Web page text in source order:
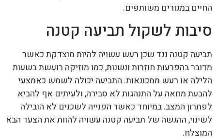
החיים במגורים משותפים.
סיבות לשקול תביעה קטנה
תביעה קטנה נגד שכן רעש עשויה להיות מוצדקת כאשר
מדובר בהפרעות חוזרות ונשנות, כמו מוזיקה רועשת בשעות
הלילה או רעש ממכונאות. התביעה יכולה לשמש כאמצעי
להבעת מחאה על התנהגות לא סבירה, ולעיתים אף להביא
לפתרון המצב. במיוחד כאשר הפנייה לשכנים לא הובילה
לשינוי, ההגשה של תביעה קטנה עשויה להוות את הצעד הבא
המוצלח.